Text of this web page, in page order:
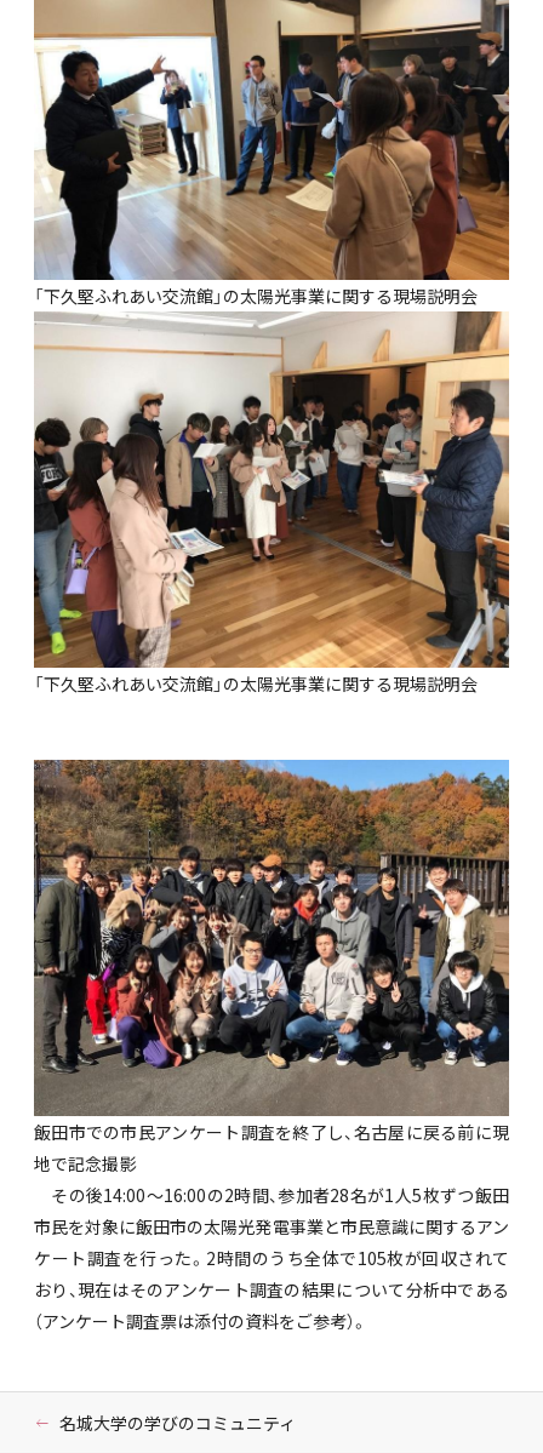
「下久堅ふれあい交流館」の太陽光事業に関する現場説明会
「下久堅ふれあい交流館」の太陽光事業に関する現場説明会
飯田市での市民アンケート調査を終了し、名古屋に戻る前に現
地で記念撮影
その後14:00～16:00の2時間、参加者28名が1人5枚ずつ飯田
市民を対象に飯田市の太陽光発電事業と市民意識に関するアン
ケート調査を行った。2時間のうち全体で105枚が回収されて
おり、現在はそのアンケート調査の結果について分析中である
（アンケート調査票は添付の資料をご参考）。
名城大学の学びのコミュニティ